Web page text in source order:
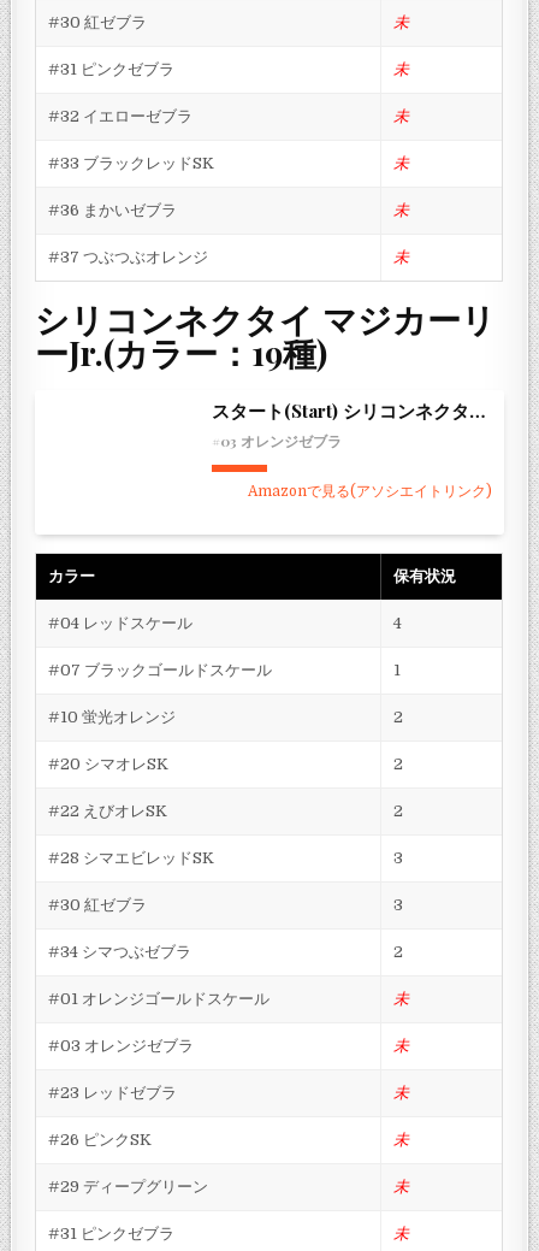
#30 紅ゼブラ 未
#31 ピンクゼブラ 未
#32 イエローゼブラ 未
#33 ブラックレッドSK 未
#36 まかいゼブラ 未
#37 つぶつぶオレンジ 未
シリコンネクタイ マジカーリ
ーJr.(カラー：19種)
スタート(Start) シリコンネクタイ マジカーリー Jr.
#03 オレンジゼブラ
Amazonで見る(アソシエイトリンク)
カラー 保有状況
#04 レッドスケール 4
#07 ブラックゴールドスケール 1
#10 蛍光オレンジ 2
#20 シマオレSK 2
#22 えびオレSK 2
#28 シマエビレッドSK 3
#30 紅ゼブラ 3
#34 シマつぶゼブラ 2
#01 オレンジゴールドスケール 未
#03 オレンジゼブラ 未
#23 レッドゼブラ 未
#26 ピンクSK 未
#29 ディープグリーン 未
#31 ピンクゼブラ 未